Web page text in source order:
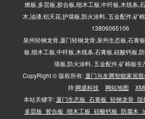
燃板,多层板,胶合板,细木工板,中纤板,木线条,
木,油漆,铝天花,护墙板,防火涂料, 五金配件,矿
13806065106
泉州轻钢龙骨,厦门轻钢龙骨,泉州生态板,石膏
板,细木工板,中纤板,木线条,石膏板,硅酸钙板,
墙板,防火涂料, 五金配件,矿棉板生
CopyRight © 版权所有: 厦门兴友腾智能家居
持:网盛科技 网站地图
XML
本站关键字: 厦门生态板_石膏板_轻钢龙骨_阻
多层板_胶合板_细木工板_硅酸钙板_防腐木_